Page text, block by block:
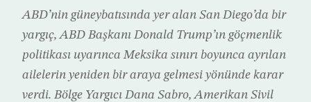
ABD’nin güneybatısında yer alan San Diego’da bir
yargıç, ABD Başkanı Donald Trump’ın göçmenlik
politikası uyarınca Meksika sınırı boyunca ayrılan
ailelerin yeniden bir araya gelmesi yönünde karar
verdi. Bölge Yargıcı Dana Sabro, Amerikan Sivil